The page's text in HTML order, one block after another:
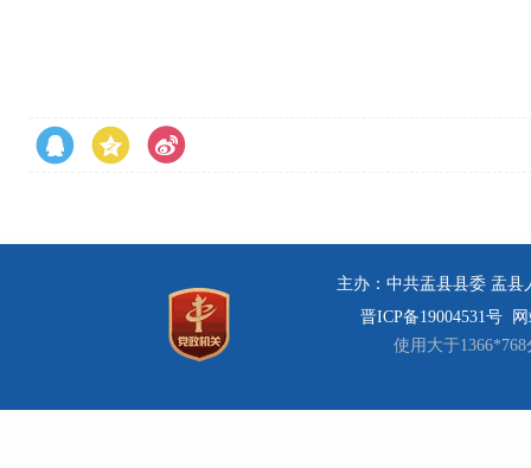
主办：中共盂县县委 盂县
晋ICP备19004531号
使用大于